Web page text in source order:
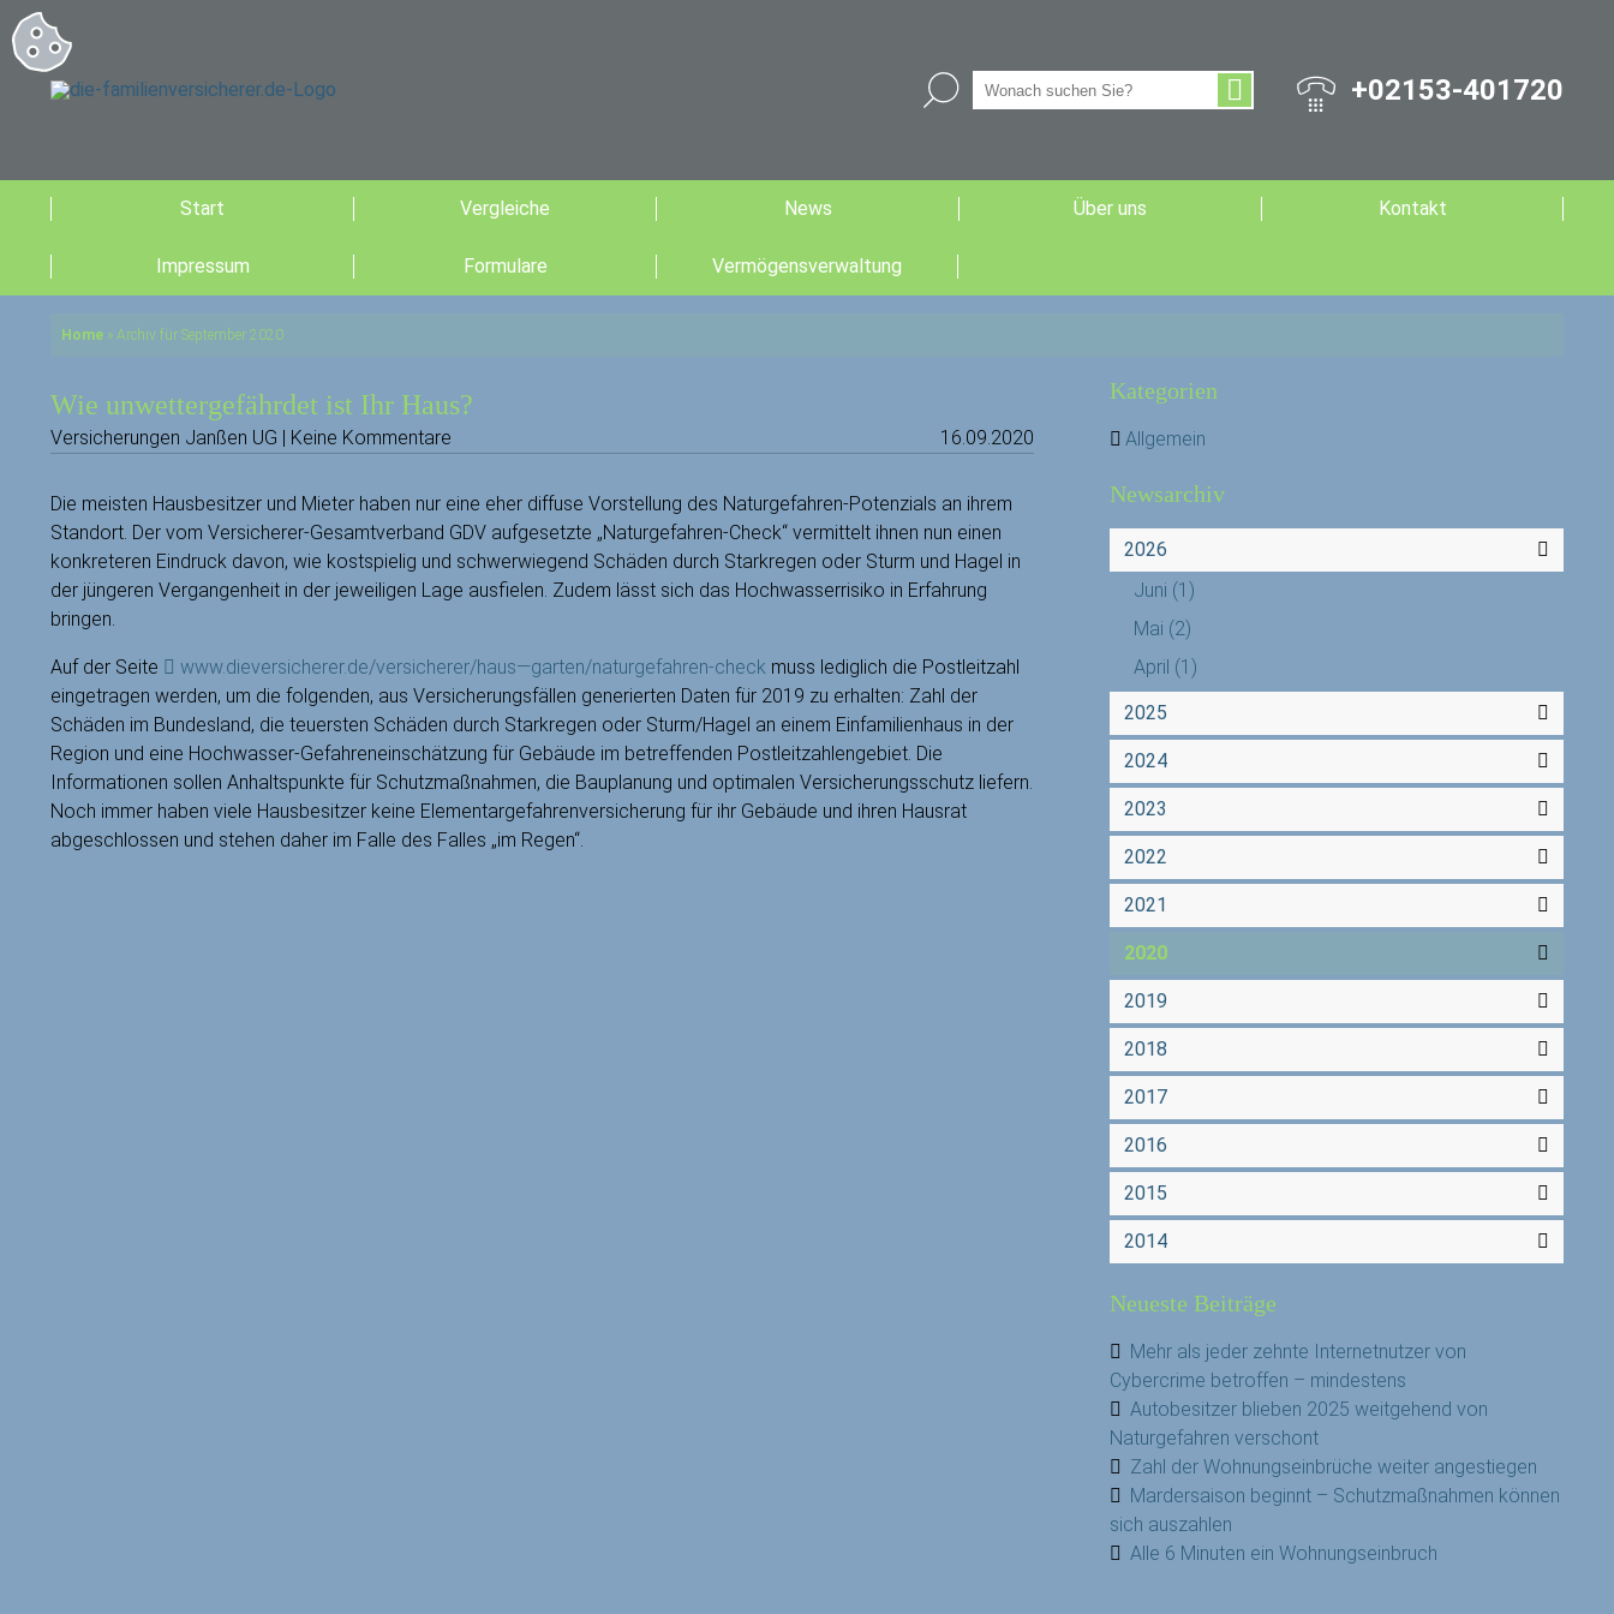
+02153-401720
Start Vergleiche News Über uns Kontakt
Impressum Formulare Vermögensverwaltung
Home » Archiv für September 2020
Wie unwettergefährdet ist Ihr Haus?
Versicherungen Janßen UG | Keine Kommentare 16.09.2020
Die meisten Hausbesitzer und Mieter haben nur eine eher diffuse Vorstellung des Naturgefahren-Potenzials an ihrem
Standort. Der vom Versicherer-Gesamtverband GDV aufgesetzte „Naturgefahren-Check“ vermittelt ihnen nun einen
konkreteren Eindruck davon, wie kostspielig und schwerwiegend Schäden durch Starkregen oder Sturm und Hagel in
der jüngeren Vergangenheit in der jeweiligen Lage ausfielen. Zudem lässt sich das Hochwasserrisiko in Erfahrung
bringen.
Auf der Seite www.dieversicherer.de/versicherer/haus—garten/naturgefahren-check muss lediglich die Postleitzahl
eingetragen werden, um die folgenden, aus Versicherungsfällen generierten Daten für 2019 zu erhalten: Zahl der
Schäden im Bundesland, die teuersten Schäden durch Starkregen oder Sturm/Hagel an einem Einfamilienhaus in der
Region und eine Hochwasser-Gefahreneinschätzung für Gebäude im betreffenden Postleitzahlengebiet. Die
Informationen sollen Anhaltspunkte für Schutzmaßnahmen, die Bauplanung und optimalen Versicherungsschutz liefern.
Noch immer haben viele Hausbesitzer keine Elementargefahrenversicherung für ihr Gebäude und ihren Hausrat
abgeschlossen und stehen daher im Falle des Falles „im Regen“.
Kategorien
Allgemein
Newsarchiv
2026
Juni (1)
Mai (2)
April (1)
2025
2024
2023
2022
2021
2020
2019
2018
2017
2016
2015
2014
Neueste Beiträge
Mehr als jeder zehnte Internetnutzer von
Cybercrime betroffen – mindestens
Autobesitzer blieben 2025 weitgehend von
Naturgefahren verschont
Zahl der Wohnungseinbrüche weiter angestiegen
Mardersaison beginnt – Schutzmaßnahmen können
sich auszahlen
Alle 6 Minuten ein Wohnungseinbruch